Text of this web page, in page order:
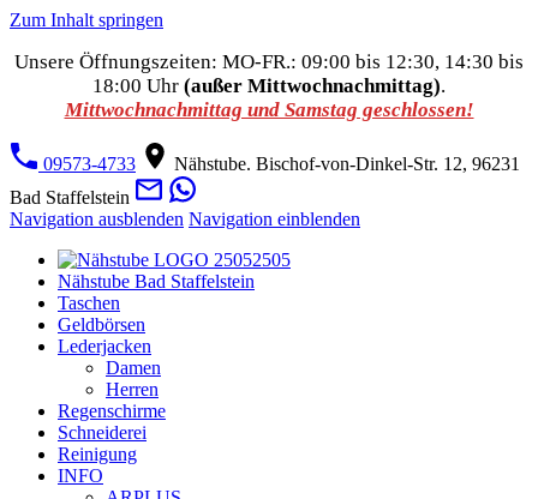
Zum Inhalt springen
Unsere Öffnungszeiten: MO-FR.: 09:00 bis 12:30, 14:30 bis
18:00 Uhr (außer Mittwochnachmittag).
Mittwochnachmittag und Samstag geschlossen!
09573-4733
Nähstube. Bischof-von-Dinkel-Str. 12, 96231
Bad Staffelstein
Navigation ausblenden Navigation einblenden
Nähstube Bad Staffelstein
Taschen
Geldbörsen
Lederjacken
Damen
Herren
Regenschirme
Schneiderei
Reinigung
INFO